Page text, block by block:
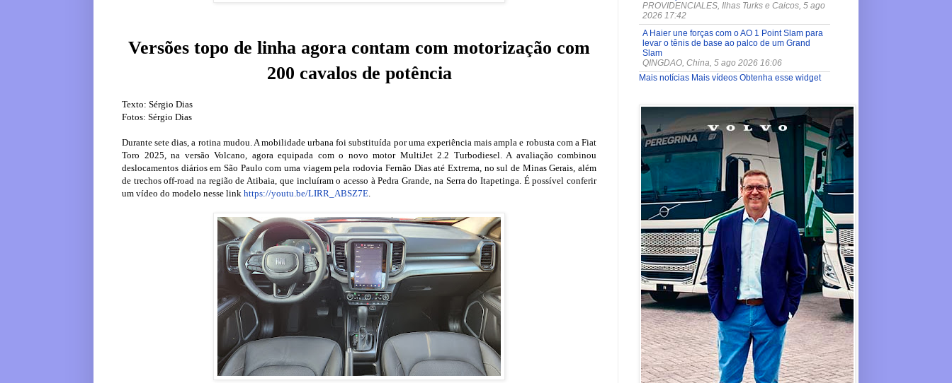
Versões topo de linha agora contam com motorização com
200 cavalos de potência
Texto: Sérgio Dias
Fotos: Sérgio Dias
Durante sete dias, a rotina mudou. A mobilidade urbana foi substituída por uma experiência mais ampla e robusta com a Fiat
Toro 2025, na versão Volcano, agora equipada com o novo motor MultiJet 2.2 Turbodiesel. A avaliação combinou
deslocamentos diários em São Paulo com uma viagem pela rodovia Fernão Dias até Extrema, no sul de Minas Gerais, além
de trechos off-road na região de Atibaia, que incluíram o acesso à Pedra Grande, na Serra do Itapetinga. É possível conferir
um vídeo do modelo nesse link https://youtu.be/LIRR_ABSZ7E.
PROVIDENCIALES, Ilhas Turks e Caicos, 5 ago
2026 17:42
A Haier une forças com o AO 1 Point Slam para
levar o tênis de base ao palco de um Grand
Slam
QINGDAO, China, 5 ago 2026 16:06
Mais notícias Mais vídeos Obtenha esse widget